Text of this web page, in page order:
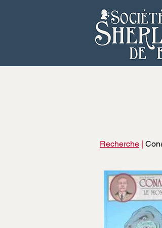
Recherche |